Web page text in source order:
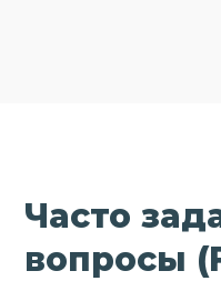
Часто
вопросы